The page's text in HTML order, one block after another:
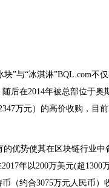
块”与“冰淇淋”BQL.com不
后在2014年被总部位于
万元）的高价收购，目
优势使其在区块链行业中
年以200万美元(超
币（约合3075万元人民币